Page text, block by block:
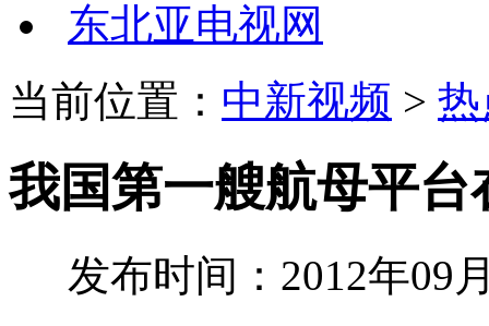
东北亚电视网
当前位置： 中新视频 >
我国第一艘航母平
发布时间：2012年09